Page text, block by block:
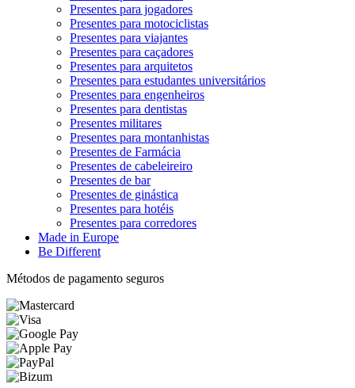
Presentes para jogadores
Presentes para motociclistas
Presentes para viajantes
Presentes para caçadores
Presentes para arquitetos
Presentes para estudantes universitários
Presentes para engenheiros
Presentes para dentistas
Presentes militares
Presentes para montanhistas
Presentes de Farmácia
Presentes de cabeleireiro
Presentes de bar
Presentes de ginástica
Presentes para hotéis
Presentes para corredores
Made in Europe
Be Different
Métodos de pagamento seguros